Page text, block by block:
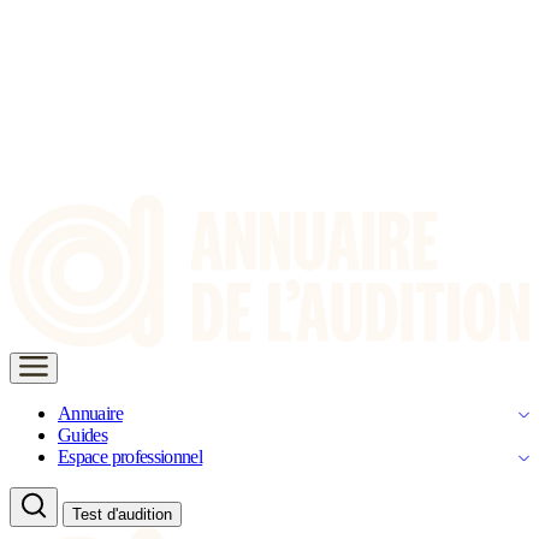
Annuaire
Guides
Espace professionnel
Test d'audition